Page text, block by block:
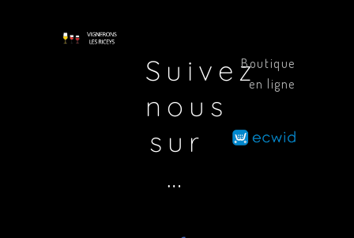
Suivez
nous
sur
…
Boutique
en ligne